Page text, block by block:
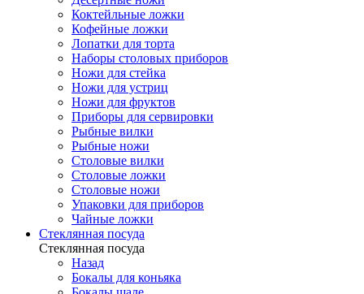
Коктейльные ложки
Кофейные ложки
Лопатки для торта
Наборы столовых приборов
Ножи для стейка
Ножи для устриц
Ножи для фруктов
Приборы для сервировки
Рыбные вилки
Рыбные ножи
Столовые вилки
Столовые ложки
Столовые ножи
Упаковки для приборов
Чайные ложки
Стеклянная посуда
Стеклянная посуда
Назад
Бокалы для коньяка